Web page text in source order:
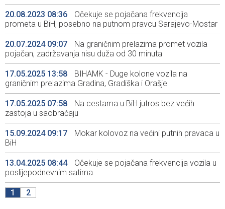
20.08.2023 08:36
Očekuje se pojačana frekvencija
prometa u BiH, posebno na putnom pravcu Sarajevo-Mostar
20.07.2024 09:07
Na graničnim prelazima promet vozila
pojačan, zadržavanja nisu duža od 30 minuta
17.05.2025 13:58
BIHAMK - Duge kolone vozila na
graničnim prelazima Gradina, Gradiška i Orašje
17.05.2025 07:58
Na cestama u BiH jutros bez većih
zastoja u saobraćaju
15.09.2024 09:17
Mokar kolovoz na većini putnih pravaca u
BiH
13.04.2025 08:44
Očekuje se pojačana frekvencija vozila u
poslijepodnevnim satima
1 2